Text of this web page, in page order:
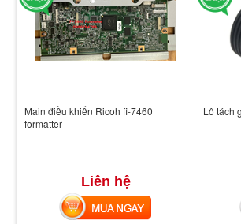
Main điều khiển Ricoh fi-7460
formatter
Liên hệ
MUA NGAY
Lô tách